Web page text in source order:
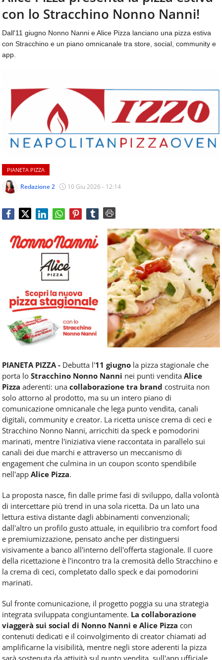
aggiornamenti
quotidiani
temi
come
ospitalità,
&
beverage,
catering
e
quotidiani
mondo
dell'alimentazione,
dei
consumi
Service
e
comparto
Horeca.
CONTATTI
con lo Stracchino Nonno Nanni!
Dall'11 giugno Nonno Nanni e Alice Pizza lanciano una pizza estiva
con Stracchino e un piano omnicanale tra store, social, community e
app.
PIANETA PIZZA
Redazione 2 10 Giu 2026 - 12:14
PIANETA PIZZA - Debutta l'11 giugno la pizza stagionale che
porta lo Stracchino Nonno Nanni nei punti vendita Alice
Pizza aderenti: una collaborazione tra brand costruita non
solo attorno al prodotto, ma su un intero piano di
comunicazione omnicanale che lega punto vendita, canali
digitali, community e creator. La ricetta unisce crema di ceci e
Stracchino Nonno Nanni, arricchiti da speck e pomodorini
marinati, mentre l'iniziativa viene raccontata in parallelo sui
canali dei due marchi e attraverso un meccanismo di
engagement che culmina in un coupon sconto spendibile
nell'app Alice Pizza.
La proposta nasce, fin dalle prime fasi di sviluppo, dalla volontà
di intercettare più trend in una sola ricetta. Da un lato una
lettura estiva distante dagli abbinamenti convenzionali;
dall'altro un profilo gusto attuale, in equilibrio tra comfort food
e premiumizzazione, pensato anche per distinguersi
visivamente a banco all'interno dell'offerta stagionale. Il cuore
della ricettazione è l'incontro tra la cremosità dello Stracchino e
la crema di ceci, completato dallo speck e dai pomodorini
marinati.
Sul fronte comunicazione, il progetto poggia su una strategia
integrata sviluppata congiuntamente. La collaborazione
viaggerà sui social di Nonno Nanni e Alice Pizza con
contenuti dedicati e il coinvolgimento di creator chiamati ad
amplificarne la visibilità, mentre negli store aderenti la pizza